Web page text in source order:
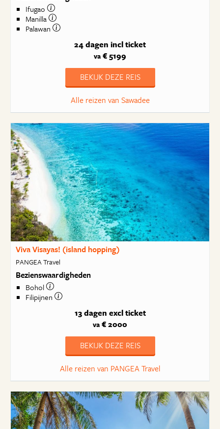
Ifugao
Manilla
Palawan
24 dagen incl ticket
va € 5199
BEKIJK DEZE REIS
Alle reizen van Sawadee
Viva Visayas! (island hopping)
PANGEA Travel
Bezienswaardigheden
Bohol
Filipijnen
13 dagen excl ticket
va € 2000
BEKIJK DEZE REIS
Alle reizen van PANGEA Travel